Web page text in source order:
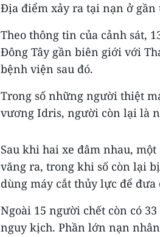
Địa điểm xảy ra tại nạn ở
Theo thông tin của cảnh sát,
Đông Tây gần biên giới với
bệnh viện sau đó.
Trong số những người thiệt
vương Idris, người còn lại là
Sau khi hai xe đâm nhau,
văng ra, trong khi số còn lại
dùng máy cắt thủy lực để
Ngoài 15 người chết còn có
nguy kịch. Phần lớn nạn